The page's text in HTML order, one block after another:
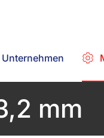
Unternehmen
mm